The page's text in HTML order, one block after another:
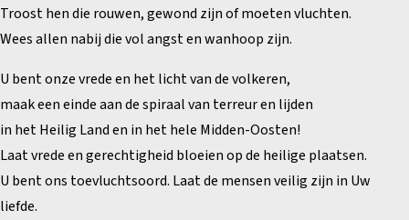
Troost hen die rouwen, gewond zijn of moeten vluchten.
Wees allen nabij die vol angst en wanhoop zijn.
U bent onze vrede en het licht van de volkeren,
maak een einde aan de spiraal van terreur en lijden
in het Heilig Land en in het hele Midden-Oosten!
Laat vrede en gerechtigheid bloeien op de heilige plaatsen.
U bent ons toevluchtsoord. Laat de mensen veilig zijn in Uw
liefde.